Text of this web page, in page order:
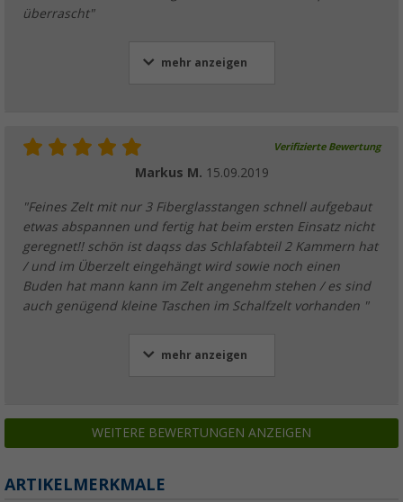
überrascht"
mehr anzeigen
Verifizierte Bewertung
Markus M. 15.09.2019
"Feines Zelt mit nur 3 Fiberglasstangen schnell aufgebaut
etwas abspannen und fertig hat beim ersten Einsatz nicht
geregnet!! schön ist daqss das Schlafabteil 2 Kammern hat
/ und im Überzelt eingehängt wird sowie noch einen
Buden hat mann kann im Zelt angenehm stehen / es sind
auch genügend kleine Taschen im Schalfzelt vorhanden "
mehr anzeigen
WEITERE BEWERTUNGEN ANZEIGEN
ARTIKELMERKMALE